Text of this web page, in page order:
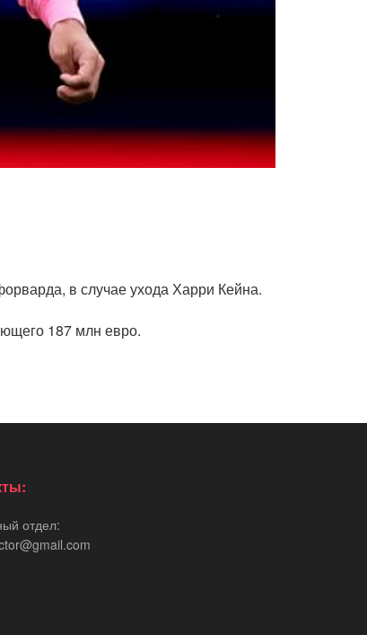
в случае ухода Харри Кейна.
187 млн евро.
отдел: